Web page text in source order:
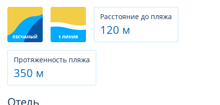
Расстояние до пляжа
120 м
Протяженность пляжа
350 м
Отель